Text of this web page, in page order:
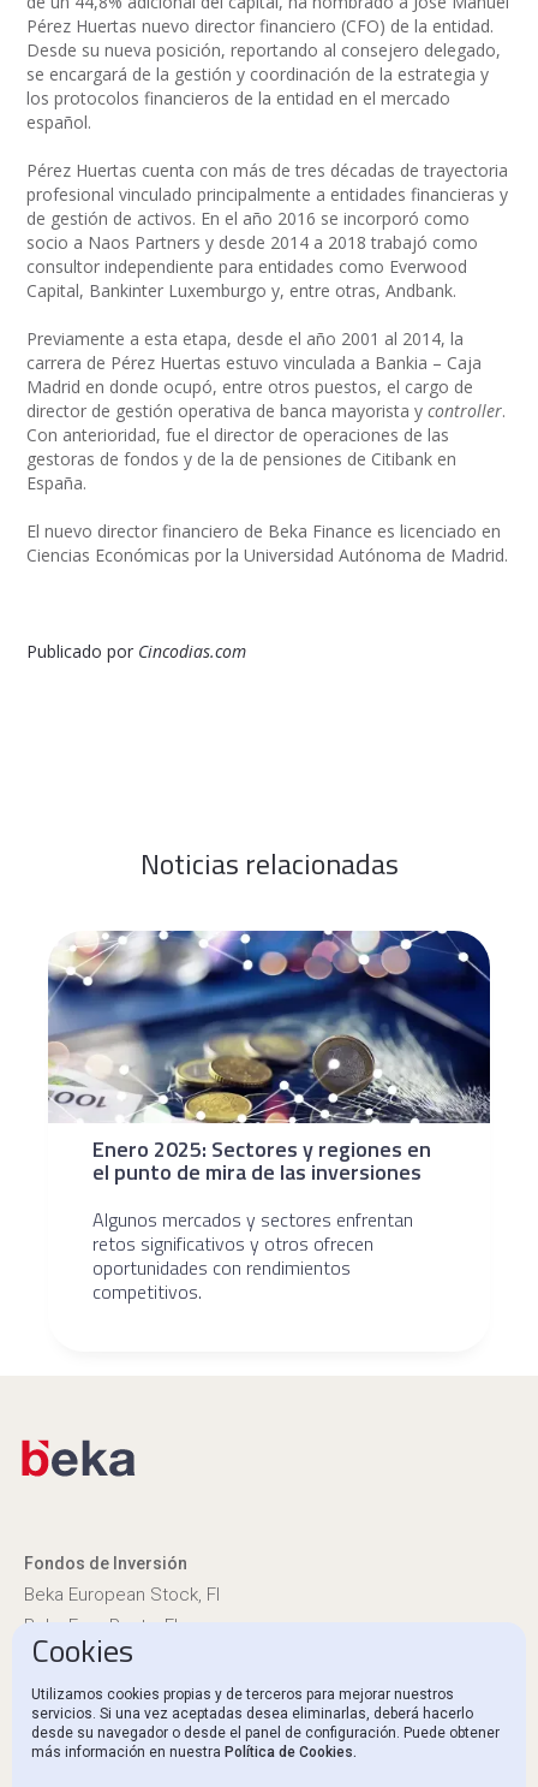
Pérez Huertas nuevo director financiero (CFO) de la entidad.
Desde su nueva posición, reportando al consejero delegado,
se encargará de la gestión y coordinación de la estrategia y
los protocolos financieros de la entidad en el mercado
español.
Pérez Huertas cuenta con más de tres décadas de trayectoria
profesional vinculado principalmente a entidades financieras y
de gestión de activos. En el año 2016 se incorporó como
socio a Naos Partners y desde 2014 a 2018 trabajó como
consultor independiente para entidades como Everwood
Capital, Bankinter Luxemburgo y, entre otras, Andbank.
Previamente a esta etapa, desde el año 2001 al 2014, la
carrera de Pérez Huertas estuvo vinculada a Bankia – Caja
Madrid en donde ocupó, entre otros puestos, el cargo de
director de gestión operativa de banca mayorista ycontroller.
Con anterioridad, fue el director de operaciones de las
gestoras de fondos y de la de pensiones de Citibank en
España.
El nuevo director financiero de Beka Finance es licenciado en
Ciencias Económicas por la Universidad Autónoma de Madrid.
Publicado por Cincodias.com
Noticias relacionadas
Enero 2025: Sectores y regiones en
el punto de mira de las inversiones
Algunos mercados y sectores enfrentan
retos significativos y otros ofrecen
oportunidades con rendimientos
competitivos.
Fondos de Inversión
Beka European Stock, FI
Beka Euro Renta, FI
Canal Ético y Denuncias
Cookies
Utilizamos cookies propias y de terceros para mejorar nuestros
servicios. Si una vez aceptadas desea eliminarlas, deberá hacerlo
desde su navegador o desde el panel de configuración. Puede obtener
más información en nuestra Política de Cookies.